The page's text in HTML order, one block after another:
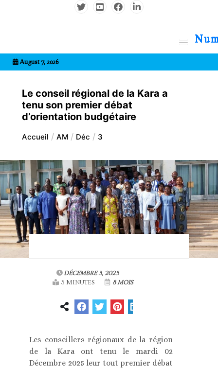
August 7, 2026
Le conseil régional de la Kara a
tenu son premier débat
d’orientation budgétaire
Accueil AM Déc 3
DÉCEMBRE 3, 2025
3 MINUTES
8 MOIS
Les conseillers régionaux de la région
de la Kara ont tenu le mardi 02
Décembre 2025 leur tout premier débat